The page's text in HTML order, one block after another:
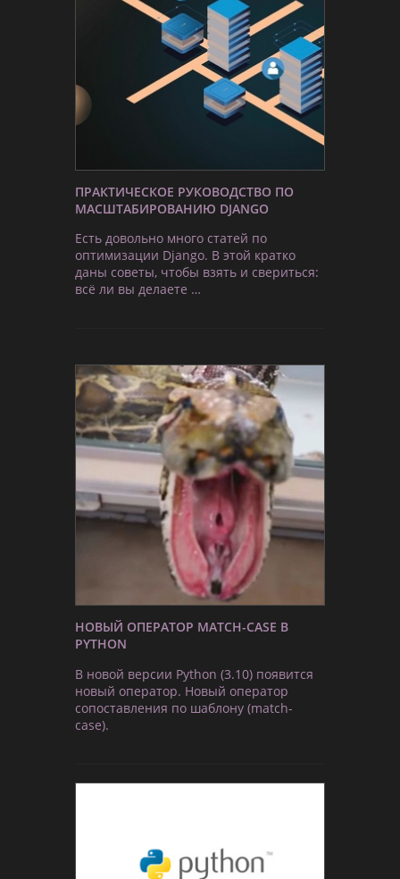
ПРАКТИЧЕСКОЕ РУКОВОДСТВО ПО
МАСШТАБИРОВАНИЮ DJANGO
Есть довольно много статей по
оптимизации Django. В этой кратко
даны советы, чтобы взять и свериться:
всё ли вы делаете …
НОВЫЙ ОПЕРАТОР MATCH-CASE В
PYTHON
В новой версии Python (3.10) появится
новый оператор. Новый оператор
сопоставления по шаблону (match-
case).